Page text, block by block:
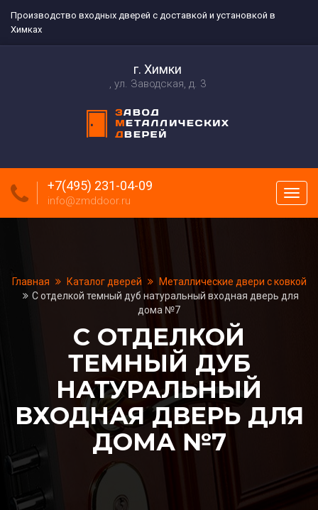
Производство входных дверей с доставкой и установкой в
Химках
г. Химки
ул. Заводская, д. 3
меню
+7(495) 231-04-09
info@zmddoor.ru
Главная Каталог дверей
Металлические двери с ковкой
С отделкой темный дуб натуральный входная дверь для
дома №7
С ОТДЕЛКОЙ
ТЕМНЫЙ ДУБ
НАТУРАЛЬНЫЙ
ВХОДНАЯ ДВЕРЬ ДЛЯ
ДОМА №7